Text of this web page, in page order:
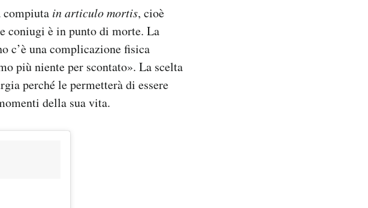
compiuta in articulo mortis, cioè
coniugi è in punto di morte. La
c’è una complicazione fisica
più niente per scontato». La scelta
perché le permetterà di essere
della sua vita.